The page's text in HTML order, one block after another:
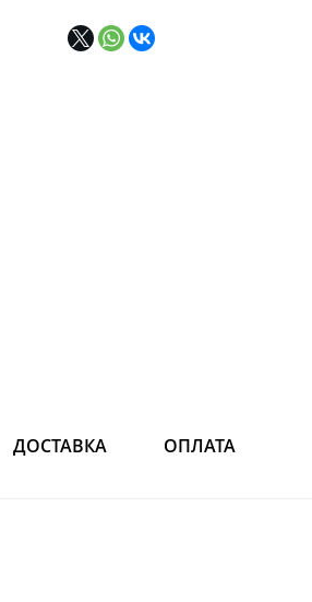
ДОСТАВКА ОПЛАТА